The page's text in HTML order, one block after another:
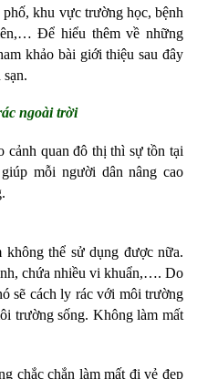
khu vực trường học, bệnh
Để hiểu thêm về những
khảo bài giới thiệu sau đây
ngoài trời
cảnh quan đô thị thì sự tồn tại
mỗi người dân nâng cao
thể sử dụng được nữa.
chứa nhiều vi khuẩn,…. Do
sẽ cách ly rác với môi trường
trường sống. Không làm mất
chắc chắn làm mất đi vẻ đẹp